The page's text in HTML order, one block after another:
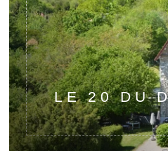
LE 20 DU
Bistrot